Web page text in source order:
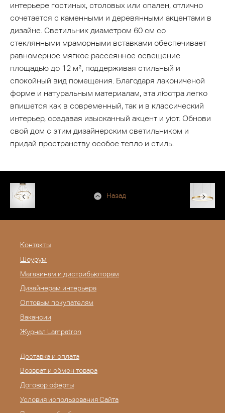
интерьере гостиных, столовых или спален, отлично
сочетается с каменными и деревянными акцентами в
дизайне. Светильник диаметром 60 см со
стеклянными мраморными вставками обеспечивает
равномерное мягкое рассеянное освещение
площадью до 12 м², поддерживая стильный и
спокойный вид помещения. Благодаря лакониченой
форме и натуральным материалам, эта люстра легко
впишется как в современный, так и в классический
интерьер, создавая изысканный акцент и уют. Обнови
свой дом с этим дизайнерским светильником и
придай пространству особое тепло и стиль.
Назад
Контакты
Шоурум
Магазинам и дистрибьюторам
Дизайнерам интерьера
Оптовым покупателям
Вакансии
Журнал Lampatron
Доставка и оплата
Возврат и обмен товара
Договор оферты
Условия использования Сайта